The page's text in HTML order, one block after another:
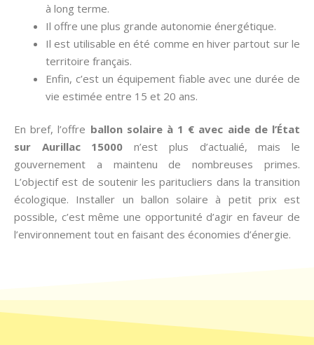
à long terme.
Il offre une plus grande autonomie énergétique.
Il est utilisable en été comme en hiver partout sur le
territoire français.
Enfin, c’est un équipement fiable avec une durée de
vie estimée entre 15 et 20 ans.
En bref, l’offre ballon solaire à 1 € avec aide de l’État
sur Aurillac 15000 n’est plus d’actualié, mais le
gouvernement a maintenu de nombreuses primes.
L’objectif est de soutenir les paritucliers dans la transition
écologique. Installer un ballon solaire à petit prix est
possible, c’est même une opportunité d’agir en faveur de
l’environnement tout en faisant des économies d’énergie.